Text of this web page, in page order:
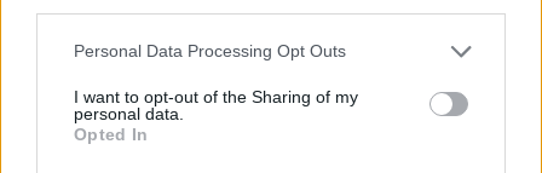
Please note that this website/app uses one or more Google
not limited to your visit or usage behaviour. You may click to
grant or deny consent to Google and its third-party tags to
use your data for below specified purposes in below Google
Personal Data Processing Opt Outs
I want to opt-out of the Sharing of my
personal data.
Opted In
10. Hangulati vagy
személyiségbeli változások
A demencia nem csak az emlékezetet érinti. A viselkedés